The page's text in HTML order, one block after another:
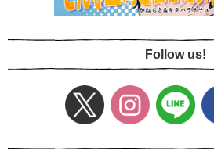
Follow us!